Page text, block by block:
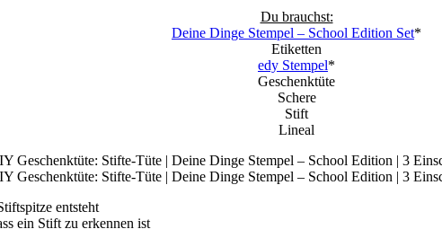
Du brauchst:
Deine Dinge Stempel – School Edition Set*
Etiketten
edy Stempel*
Geschenktüte
Schere
Stift
Lineal
entsteht
ein Stift zu erkennen ist